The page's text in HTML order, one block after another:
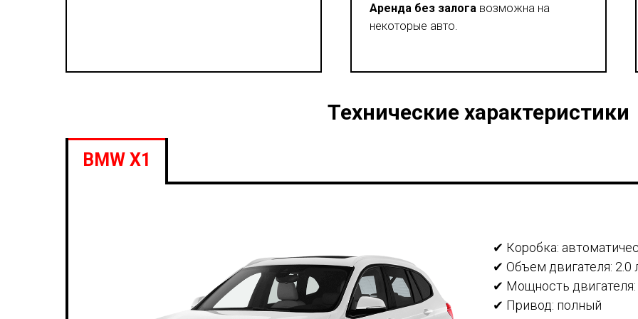
Аренда без залога возможна на
некоторые авто.
Технические характеристики
BMW X1
✔ Коробка:
✔ Объем двигателя: 2.0
✔ Мощность двигателя:
✔ Привод: полный